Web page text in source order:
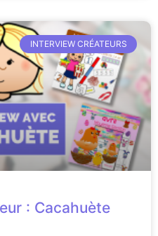
INTERVIEW CRÉATEURS
: Cacahuète